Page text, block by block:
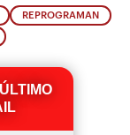
REPROGRAMAN